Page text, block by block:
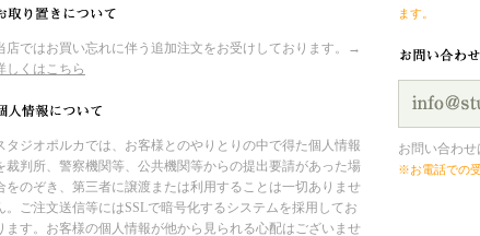
店ではお買い忘れに伴う追加注文をお受けしております。→
しくはこちら
タジオポルカでは、お客様とのやりとりの中で得た個人情報
裁判所、警察機関等、公共機関等からの提出要請があった場
をのぞき、第三者に譲渡または利用することは一切ありませ
。ご注文送信等にはSSLで暗号化するシステムを採用してお
ます。お客様の個人情報が他から見られる心配はございませ
ます。
お問い合わせ
※お電話での